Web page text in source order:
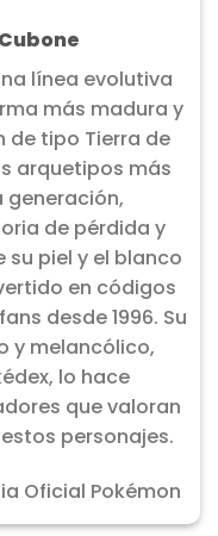
línea evolutiva
más madura y
de tipo Tierra de
arquetipos más
generación,
de pérdida y
su piel y el blanco
en códigos
desde 1996. Su
y melancólico,
lo hace
que valoran
personajes.
Oficial Pokémon